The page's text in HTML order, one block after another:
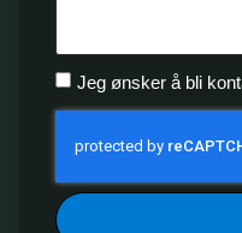
Jeg ønsker å bli